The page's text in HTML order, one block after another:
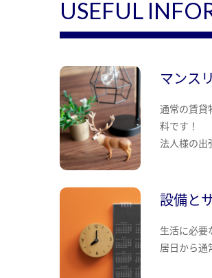
USEFUL
マンス
通常の賃貸
料です！
法人様の出
設備と
生活に必要
居日から通